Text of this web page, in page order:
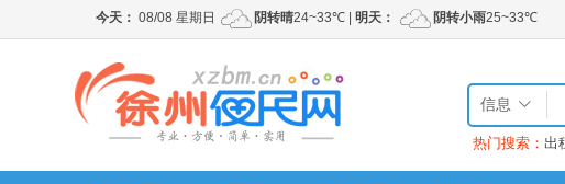
信息
热门搜索： 出